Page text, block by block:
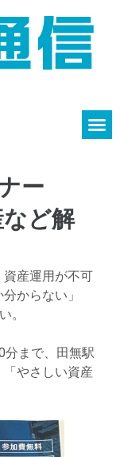
ー
ど解
産運用が不可
からない」
。
分まで、田無駅
やさしい資産